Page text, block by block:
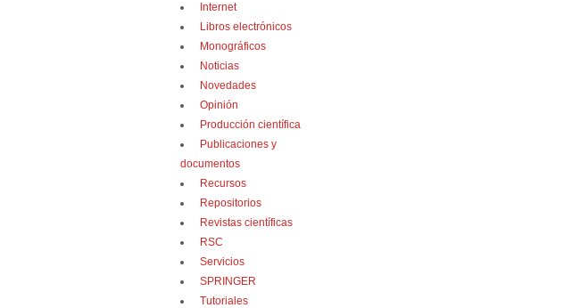
Internet
Libros electrónicos
Monográficos
Noticias
Novedades
Opinión
Producción científica
Publicaciones y
documentos
Recursos
Repositorios
Revistas científicas
RSC
Servicios
SPRINGER
Tutoriales